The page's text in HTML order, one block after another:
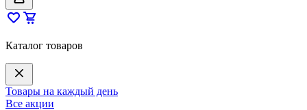
Каталог товаров
Товары на каждый день
Все акции